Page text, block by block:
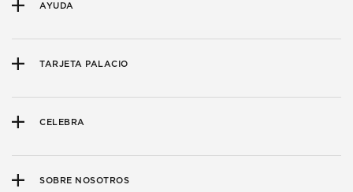
AYUDA
TARJETA PALACIO
CELEBRA
SOBRE NOSOTROS